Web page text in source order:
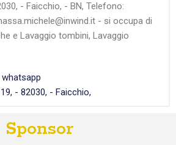
- Faicchio, - BN, Telefono:
- si occupa di
e Lavaggio tombini, Lavaggio
whatsapp
- 82030, - Faicchio,
Sponsor